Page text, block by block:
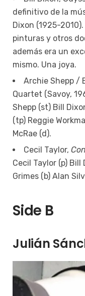
definitivo de la
Dixon (1925-
pinturas y otros
además era un
mismo. Una joya.
Archie Shepp /
Quartet (Savoy,
Shepp (st) Bill
(tp) Reggie
McRae (d).
Cecil Taylor,
Cecil Taylor (p)
Grimes (b) Alan
Side B
Julián